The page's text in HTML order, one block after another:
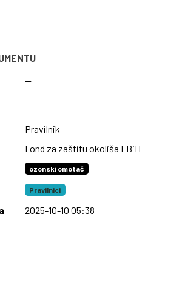
—
—
Pravilnik
Fond za zaštitu okoliša FBiH
ozonski omotač
Pravilnici
2025-10-10 05:38